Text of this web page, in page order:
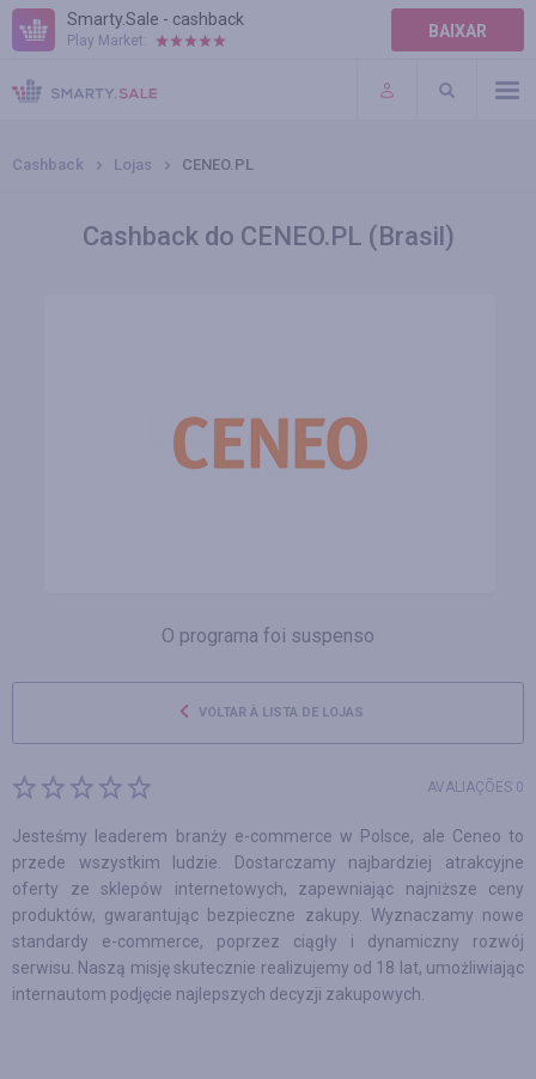
Smarty.Sale - cashback
Play Market: BAIXAR
AJUDA
TERMOS DE USO
Cashback Lojas CENEO.PL
Cashback do CENEO.PL (Brasil)
O programa foi suspenso
VOLTAR À LISTA DE LOJAS
AVALIAÇÕES 0
Jesteśmy leaderem branży e-commerce w Polsce, ale Ceneo to
przede wszystkim ludzie. Dostarczamy najbardziej atrakcyjne
oferty ze sklepów internetowych, zapewniając najniższe ceny
produktów, gwarantując bezpieczne zakupy. Wyznaczamy nowe
standardy e-commerce, poprzez ciągły i dynamiczny rozwój
serwisu. Naszą misję skutecznie realizujemy od 18 lat, umożliwiając
internautom podjęcie najlepszych decyzji zakupowych.